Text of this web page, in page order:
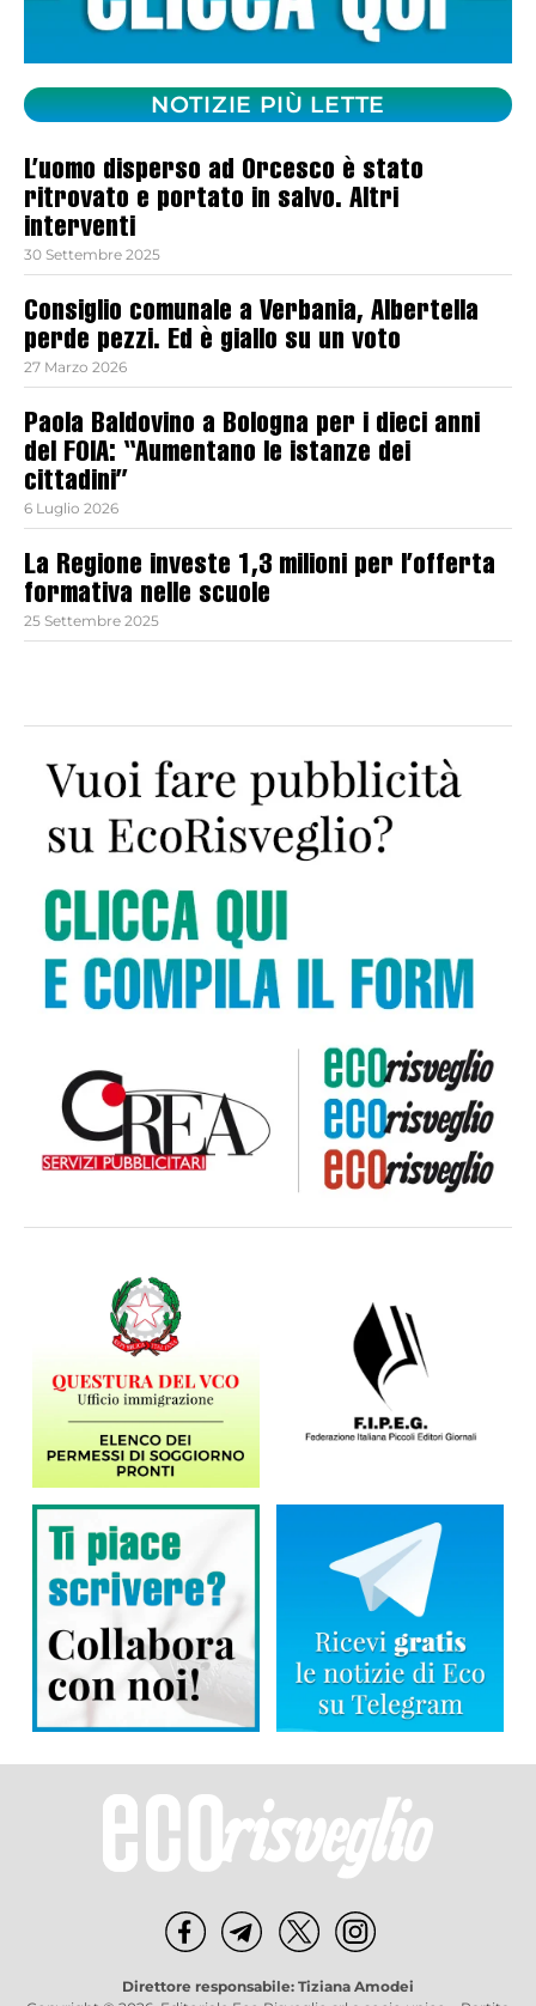
NOTIZIE PIÙ LETTE
L’uomo disperso ad Orcesco è stato
ritrovato e portato in salvo. Altri
interventi
30 Settembre 2025
Consiglio comunale a Verbania, Albertella
perde pezzi. Ed è giallo su un voto
27 Marzo 2026
Paola Baldovino a Bologna per i dieci anni
del FOIA: “Aumentano le istanze dei
cittadini”
6 Luglio 2026
La Regione investe 1,3 milioni per l’offerta
formativa nelle scuole
25 Settembre 2025
Direttore responsabile: Tiziana Amodei